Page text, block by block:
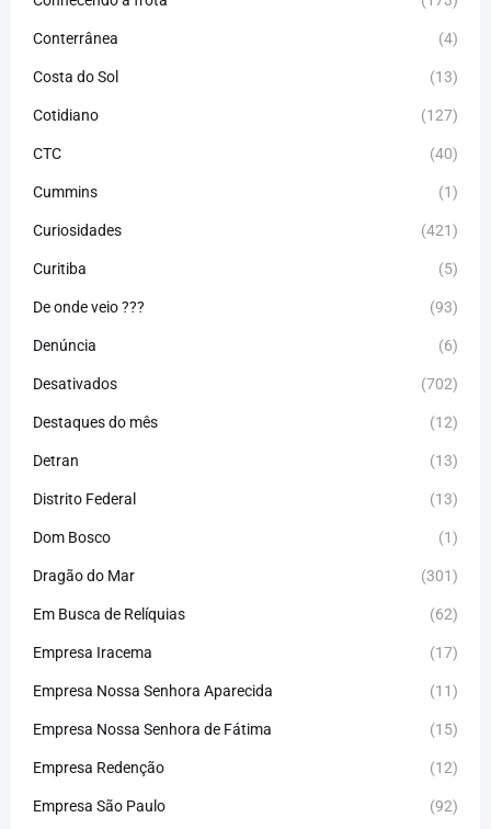
Conterrânea (4)
Costa do Sol (13)
Cotidiano (127)
CTC (40)
Cummins (1)
Curiosidades (421)
Curitiba (5)
De onde veio ??? (93)
Denúncia (6)
Desativados (702)
Destaques do mês (12)
Detran (13)
Distrito Federal (13)
Dom Bosco (1)
Dragão do Mar (301)
Em Busca de Relíquias (62)
Empresa Iracema (17)
Empresa Nossa Senhora Aparecida (11)
Empresa Nossa Senhora de Fátima (15)
Empresa Redenção (12)
Empresa São Paulo (92)